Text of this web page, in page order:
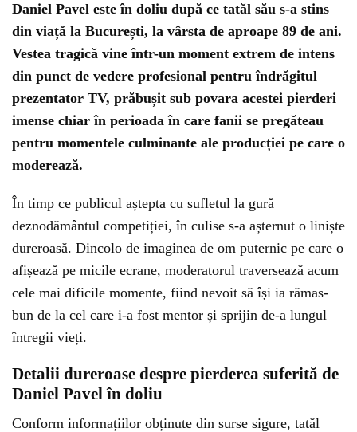
Daniel Pavel este în doliu după ce tatăl său s-a stins
din viață la București, la vârsta de aproape 89 de ani.
Vestea tragică vine într-un moment extrem de intens
din punct de vedere profesional pentru îndrăgitul
prezentator TV, prăbușit sub povara acestei pierderi
imense chiar în perioada în care fanii se pregăteau
pentru momentele culminante ale producției pe care o
moderează.
În timp ce publicul aștepta cu sufletul la gură
deznodământul competiției, în culise s-a așternut o liniște
dureroasă. Dincolo de imaginea de om puternic pe care o
afișează pe micile ecrane, moderatorul traversează acum
cele mai dificile momente, fiind nevoit să își ia rămas-
bun de la cel care i-a fost mentor și sprijin de-a lungul
întregii vieți.
Detalii dureroase despre pierderea suferită de
Daniel Pavel în doliu
Conform informațiilor obținute din surse sigure, tatăl